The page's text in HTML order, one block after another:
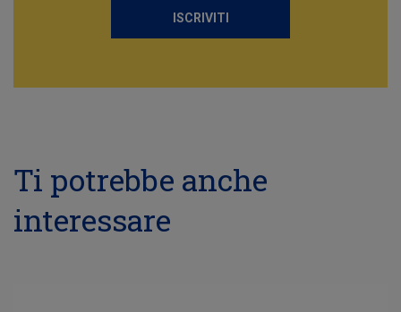
ISCRIVITI
Ti potrebbe anche
interessare